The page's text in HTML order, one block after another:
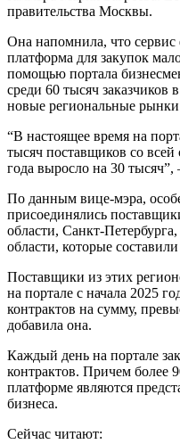
правительства Москвы.
Она напомнила, что сервис
платформа для закупок
помощью портала
среди 60 тысяч заказчиков
новые региональные
“В настоящее время на
тысяч поставщиков со всей
года выросло на 30 тысяч”,
По данным вице-мэра,
присоединялись
области, Санкт-
области, которые
Поставщики из этих
на портале с начала 2025
контрактов на сумму,
добавила она.
Каждый день на портале
контрактов. Причем более
платформе являются
бизнеса.
Сейчас читают: